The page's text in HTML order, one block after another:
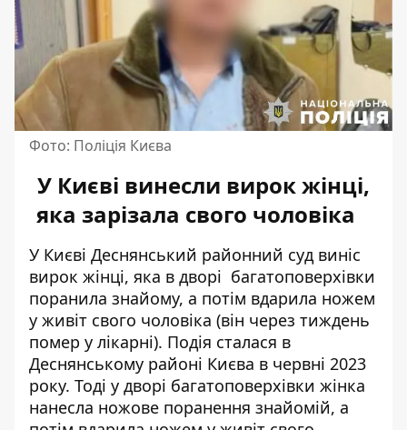
Фото: Поліція Києва
У Києві винесли вирок жінці,
яка зарізала свого чоловіка
У Києві Деснянський районний суд виніс
вирок жінці, яка в дворі багатоповерхівки
поранила знайому, а потім вдарила ножем
у живіт свого чоловіка (він через тиждень
помер у лікарні). Подія сталася в
Деснянському районі Києва в червні 2023
року. Тоді у дворі багатоповерхівки жінка
нанесла ножове поранення знайомій, а